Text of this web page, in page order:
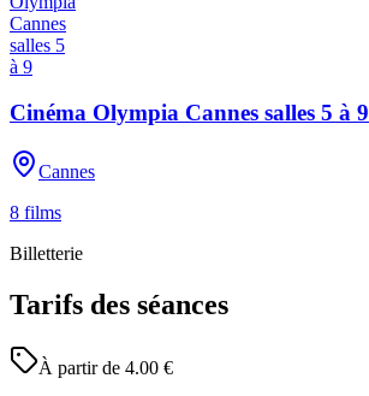
Cinéma Olympia Cannes salles 5 à 9
Cannes
8 films
Billetterie
Tarifs des séances
À partir de 4.00 €